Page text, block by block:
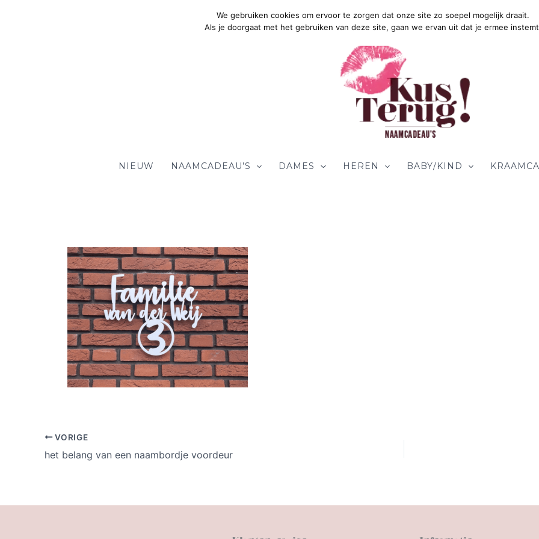
Gratis Verzending in
NIEUW NAAMCADEAU’S DAMES HEREN BABY/KIND
VORIGE
het belang van een naambordje voordeur
We gebruiken cookies om ervoor te zorgen dat onze site zo soepel mogelijk draait.
Als je doorgaat met het gebruiken van deze site, gaan we ervan uit dat je ermee